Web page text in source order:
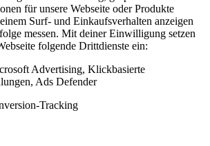
für unsere Webseite oder Produkte
Surf- und Einkaufsverhalten anzeigen
messen. Mit deiner Einwilligung setzen
folgende Drittdienste ein:
Advertising, Klickbasierte
Ads Defender
Tracking